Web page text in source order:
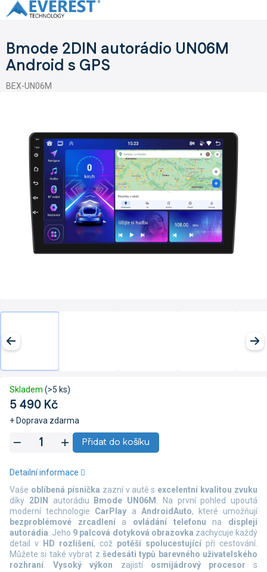
Přejít
na
Bmode 2DIN autorádio UN06M
Android s GPS
BEX-UN06M
5 490 Kč
+ Doprava zdarma
Skladem (>5 ks)
Přidat do košíku
Vaše oblíbená písnička zazní v autě s excelentní kvalitou zvuku
díky 2DIN autorádiu Bmode UN06M . Na první pohled upoutá
moderní technologie CarPlay a AndroidAuto, které umožňují
bezproblémové zrcadlenía ovládání telefonu na displeji
autorádia. Jeho 9 palcová dotyková obrazovka zachycuje každý
detail v
HD rozlišení, což potěší spolucestující při cestování.
Můžete si také vybrat z šedesáti typů barevného uživatelského
rozhraní.Vysoký výkon zajistí osmijádrový procesor s
Detailní informace